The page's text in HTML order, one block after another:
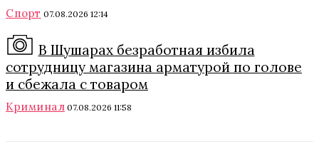
Спорт 07.08.2026 12:14
В Шушарах безработная избила
сотрудницу магазина арматурой по голове
и сбежала с товаром
Криминал 07.08.2026 11:58